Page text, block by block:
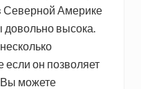
Северной Америке
довольно высока.
он позволяет
Вы можете